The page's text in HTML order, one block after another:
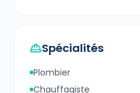
Spécialités
Plombier
Chauffagiste